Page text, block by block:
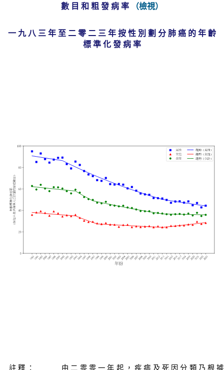
數 目 和 粗 發 病 率
（檢視）
一 九 八 三 年 至 二 零 二 三 年 按 性 別 劃 分 肺 癌 的 年 齡
標 準 化 發 病 率
註 釋 ：
由 二 零 零 一 年 起 ， 疾 病 及 死 因 分 類 乃 根